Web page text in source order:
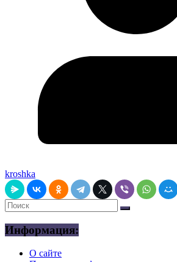
kroshka
Информация:
О сайте